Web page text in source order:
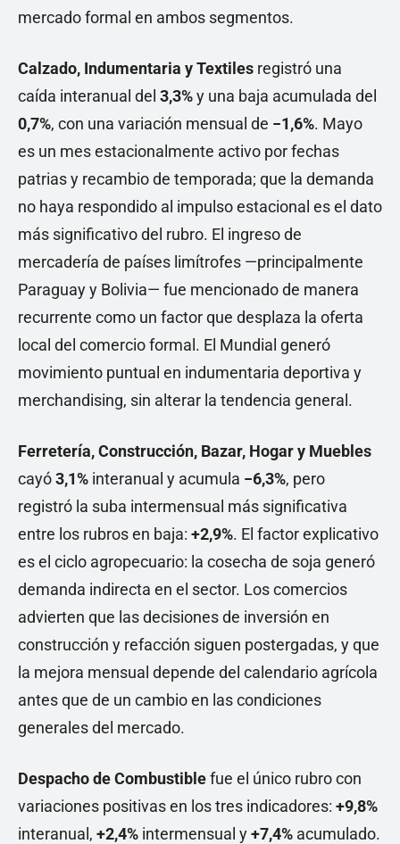
mercado formal en ambos segmentos.
Calzado, Indumentaria y Textiles registró una
caída interanual del 3,3%y una baja acumulada del
0,7%, con una variación mensual de −1,6%. Mayo
es un mes estacionalmente activo por fechas
patrias y recambio de temporada; que la demanda
no haya respondido al impulso estacional es el dato
más significativo del rubro. El ingreso de
mercadería de países limítrofes —principalmente
Paraguay y Bolivia— fue mencionado de manera
recurrente como un factor que desplaza la oferta
local del comercio formal. El Mundial generó
movimiento puntual en indumentaria deportiva y
merchandising, sin alterar la tendencia general.
Ferretería, Construcción, Bazar, Hogar y Muebles
cayó3,1% interanual y acumula −6,3%, pero
registró la suba intermensual más significativa
entre los rubros en baja: +2,9%. El factor explicativo
es el ciclo agropecuario: la cosecha de soja generó
demanda indirecta en el sector. Los comercios
advierten que las decisiones de inversión en
construcción y refacción siguen postergadas, y que
la mejora mensual depende del calendario agrícola
antes que de un cambio en las condiciones
generales del mercado.
Despacho de Combustiblefue el único rubro con
variaciones positivas en los tres indicadores: +9,8%
interanual, +2,4% intermensual y+7,4% acumulado.